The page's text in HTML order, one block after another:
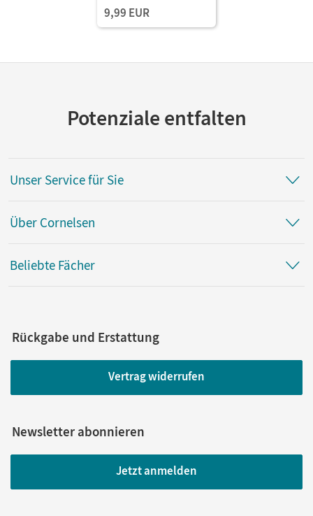
9,99 EUR
Potenziale entfalten
Unser Service für Sie
Über Cornelsen
Beliebte Fächer
Rückgabe und Erstattung
Vertrag widerrufen
Newsletter abonnieren
Jetzt anmelden